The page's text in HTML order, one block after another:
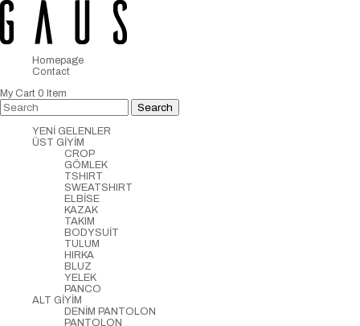
Homepage
Contact
My Cart 0 Item
YENİ GELENLER
ÜST GİYİM
CROP
GÖMLEK
TSHIRT
SWEATSHIRT
ELBİSE
KAZAK
TAKIM
BODYSUİT
TULUM
HIRKA
BLUZ
YELEK
PANCO
ALT GİYİM
DENİM PANTOLON
PANTOLON